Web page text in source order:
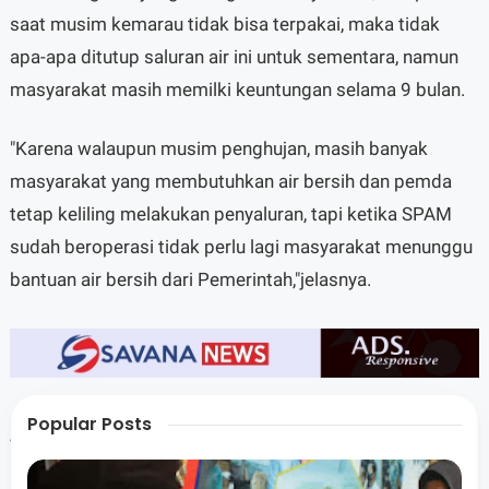
saat musim kemarau tidak bisa terpakai, maka tidak
apa-apa ditutup saluran air ini untuk sementara, namun
masyarakat masih memilki keuntungan selama 9 bulan.
"Karena walaupun musim penghujan, masih banyak
masyarakat yang membutuhkan air bersih dan pemda
tetap keliling melakukan penyaluran, tapi ketika SPAM
sudah beroperasi tidak perlu lagi masyarakat menunggu
bantuan air bersih dari Pemerintah,"jelasnya.
Juani berharap, masyarkat memahami tujuan dari
Pemerintah terkait pembangunan SPAM selatan ini, yang
Popular Posts